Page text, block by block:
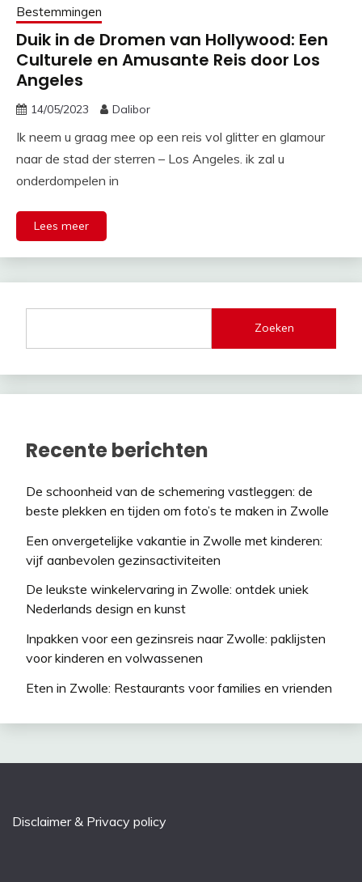
Bestemmingen
Duik in de Dromen van Hollywood: Een
Culturele en Amusante Reis door Los
Angeles
14/05/2023 Dalibor
Ik neem u graag mee op een reis vol glitter en glamour
naar de stad der sterren – Los Angeles. ik zal u
onderdompelen in
Lees meer
Zoeken
Recente berichten
De schoonheid van de schemering vastleggen: de
beste plekken en tijden om foto’s te maken in Zwolle
Een onvergetelijke vakantie in Zwolle met kinderen:
vijf aanbevolen gezinsactiviteiten
De leukste winkelervaring in Zwolle: ontdek uniek
Nederlands design en kunst
Inpakken voor een gezinsreis naar Zwolle: paklijsten
voor kinderen en volwassenen
Eten in Zwolle: Restaurants voor families en vrienden
Disclaimer & Privacy policy